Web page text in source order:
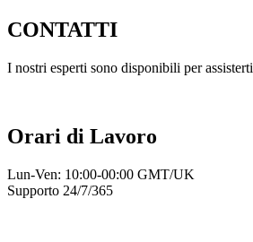
CONTATTI
I nostri esperti sono disponibili per assisterti
Orari di Lavoro
Lun-Ven: 10:00-00:00 GMT/UK
Supporto 24/7/365